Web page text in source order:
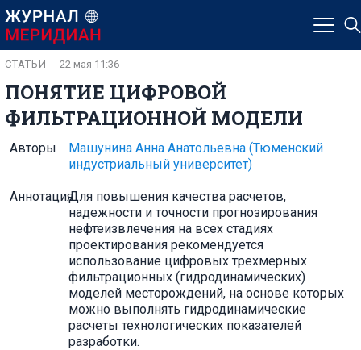
ПОНЯТИЕ ЦИФРОВОЙ
ФИЛЬТРАЦИОННОЙ МОДЕЛИ
СТАТЬИ 22 мая 11:36
Авторы Машунина Анна Анатольевна (Тюменский
индустриальный университет)
АннотацияДля повышения качества расчетов,
надежности и точности прогнозирования
нефтеизвлечения на всех стадиях
проектирования рекомендуется
использование цифровых трехмерных
фильтрационных (гидродинамических)
моделей месторождений, на основе которых
можно выполнять гидродинамические
расчеты технологических показателей
разработки.